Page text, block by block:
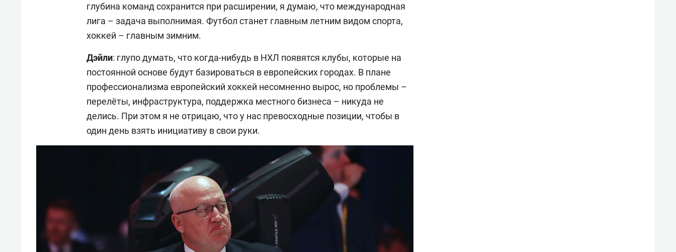
глубина команд сохранится при расширении, я думаю, что международная
лига – задача выполнимая. Футбол станет главным летним видом спорта,
хоккей – главным зимним.
Дэйли: глупо думать, что когда-нибудь в НХЛ появятся клубы, которые на
постоянной основе будут базироваться в европейских городах. В плане
профессионализма европейский хоккей несомненно вырос, но проблемы –
перелёты, инфраструктура, поддержка местного бизнеса – никуда не
делись. При этом я не отрицаю, что у нас превосходные позиции, чтобы в
один день взять инициативу в свои руки.